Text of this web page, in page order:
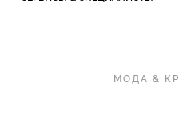
МОДА &